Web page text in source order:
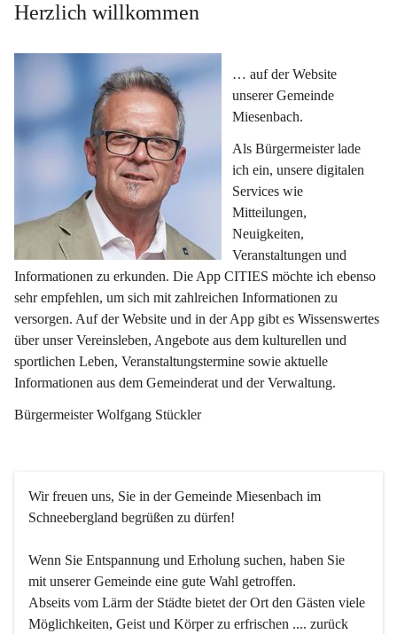
Herzlich willkommen
… auf der Website
unserer Gemeinde
Miesenbach.
Als Bürgermeister lade
ich ein, unsere digitalen
Services wie
Mitteilungen,
Neuigkeiten,
Veranstaltungen und
Informationen zu erkunden. Die App CITIES möchte ich ebenso
sehr empfehlen, um sich mit zahlreichen Informationen zu
versorgen. Auf der Website und in der App gibt es Wissenswertes
über unser Vereinsleben, Angebote aus dem kulturellen und
sportlichen Leben, Veranstaltungstermine sowie aktuelle
Informationen aus dem Gemeinderat und der Verwaltung.
Bürgermeister Wolfgang Stückler
Wir freuen uns, Sie in der Gemeinde Miesenbach im
Schneebergland begrüßen zu dürfen!
Wenn Sie Entspannung und Erholung suchen, haben Sie
mit unserer Gemeinde eine gute Wahl getroffen.
Abseits vom Lärm der Städte bietet der Ort den Gästen viele
Möglichkeiten, Geist und Körper zu erfrischen .... zurück